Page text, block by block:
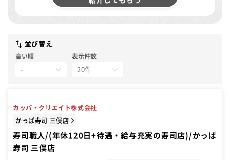
並び替え
高い順 表示件数
カッパ・クリエイト株式会社
かっぱ寿司 三俣店
寿司職人/(年休120日+待遇・給与充実の寿司店)/かっぱ
寿司 三俣店